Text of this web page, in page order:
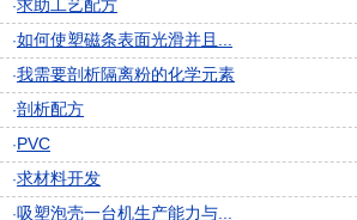
·求助工艺配方
·如何使塑磁条表面光滑并且...
·我需要剖析隔离粉的化学元素
·剖析配方
·PVC
·求材料开发
·吸塑泡壳一台机生产能力与...